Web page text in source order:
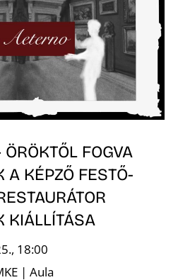
FOGVA
A KÉPZŐ FESTŐ-
KIÁLLÍTÁSA
18:00
| Aula